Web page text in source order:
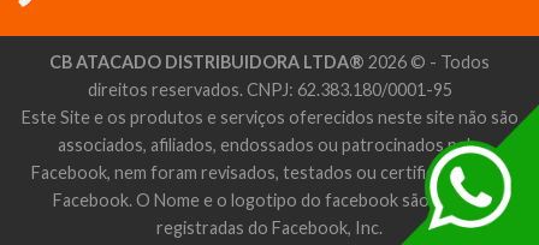
CB ATACADO DISTRIBUIDORA LTDA® 2026 © - Todos
direitos reservados. CNPJ: 62.383.180/0001-95
Este Site e os produtos e serviços oferecidos neste site não são
associados, afiliados, endossados ou patrocinados pelo
Facebook, nem foram revisados, testados ou certificados pelo
Facebook. O Nome e o logotipo do facebook são marcas
registradas do Facebook, Inc.